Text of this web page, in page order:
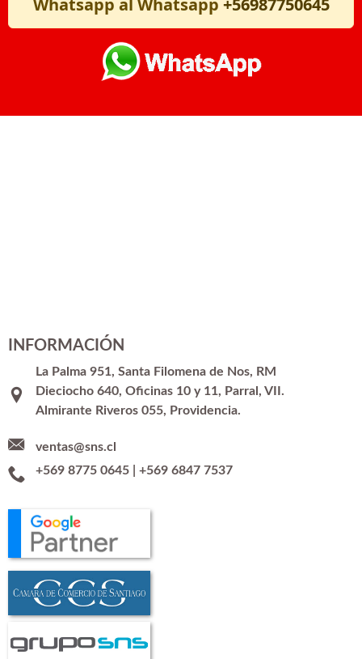
INFORMACIÓN
La Palma 951, Santa Filomena de Nos, RM
Dieciocho 640, Oficinas 10 y 11, Parral, VII.
Almirante Riveros 055, Providencia.
ventas@sns.cl
+569 8775 0645| +569 6847 7537